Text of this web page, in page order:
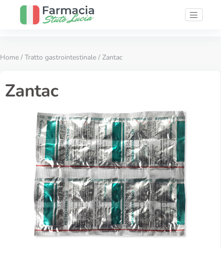
Home / Tratto gastrointestinale / Zantac
Zantac